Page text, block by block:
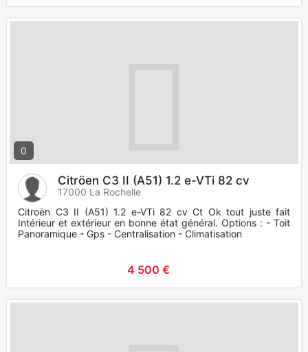
0
Citröen C3 II (A51) 1.2 e-VTi 82 cv
17000 La Rochelle
Citroën C3 II (A51) 1.2 e-VTi 82 cv Ct Ok tout juste fait
Intérieur et extérieur en bonne état général. Options : - Toit
Panoramique - Gps - Centralisation - Climatisation
4 500 €